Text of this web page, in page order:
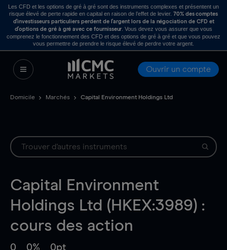
Les CFD et les options de gré à gré sont des instruments complexes et présentent un
risque élevé de perte rapide en capital en raison de l’effet de levier. 70% des comptes
d’investisseurs particuliers perdent de l’argent lors de la négociation de CFD et
d’options de gré à gré avec ce fournisseur . Vous devez vous assurer que vous
comprenez le fonctionnement des CFD et des options de gré à gré et que vous pouvez
vous permettre de prendre le risque élevé de perdre votre argent.
Ouvrir un compte
Domicile Marchés Capital Environment Holdings Ltd
Capital Environment
Holdings Ltd (HKEX:3989) :
cours des action
0 0% 0pt